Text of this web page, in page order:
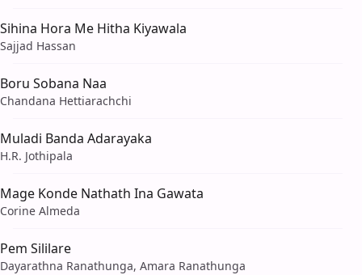
Sihina Hora Me Hitha Kiyawala
Sajjad Hassan
Boru Sobana Naa
Chandana Hettiarachchi
Muladi Banda Adarayaka
H.R. Jothipala
Mage Konde Nathath Ina Gawata
Corine Almeda
Pem Sililare
Dayarathna Ranathunga, Amara Ranathunga